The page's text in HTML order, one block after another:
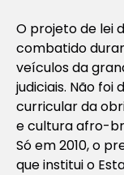
O projeto de lei
combatido
veículos da
judiciais. Não foi
curricular da
e cultura afro-
Só em 2010, o
que institui o